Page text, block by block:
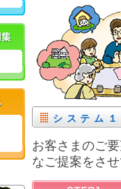
システム
お客さまのご
なご提案をさ